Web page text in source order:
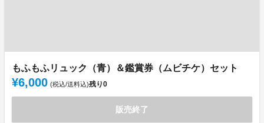
もふもふリュック（青）＆鑑賞券（ムビチケ）セット
¥6,000 (税込/送料込)残り0
販売終了